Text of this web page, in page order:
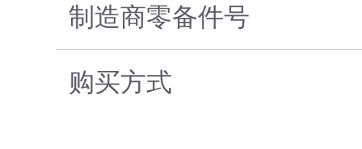
制造商零备件号
购买方式